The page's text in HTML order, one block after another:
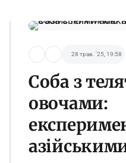
28 трав. '25, 19:58
Соба з
овочами: